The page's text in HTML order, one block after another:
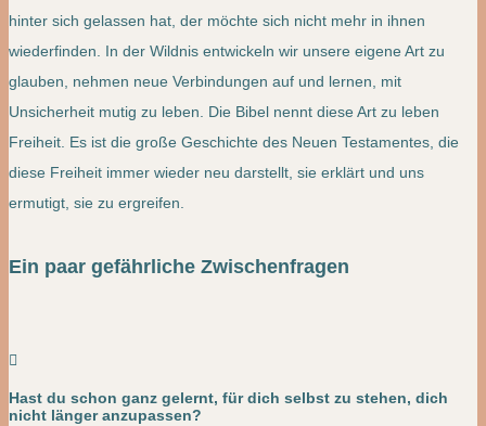
hinter sich gelassen hat, der möchte sich nicht mehr in ihnen
wiederfinden. In der Wildnis entwickeln wir unsere eigene Art zu
glauben, nehmen neue Verbindungen auf und lernen, mit
Unsicherheit mutig zu leben. Die Bibel nennt diese Art zu leben
Freiheit. Es ist die große Geschichte des Neuen Testamentes, die
diese Freiheit immer wieder neu darstellt, sie erklärt und uns
ermutigt, sie zu ergreifen.

Hast du schon ganz gelernt, für dich selbst zu stehen, dich
nicht länger anzupassen?
Ein paar gefährliche Zwischenfragen